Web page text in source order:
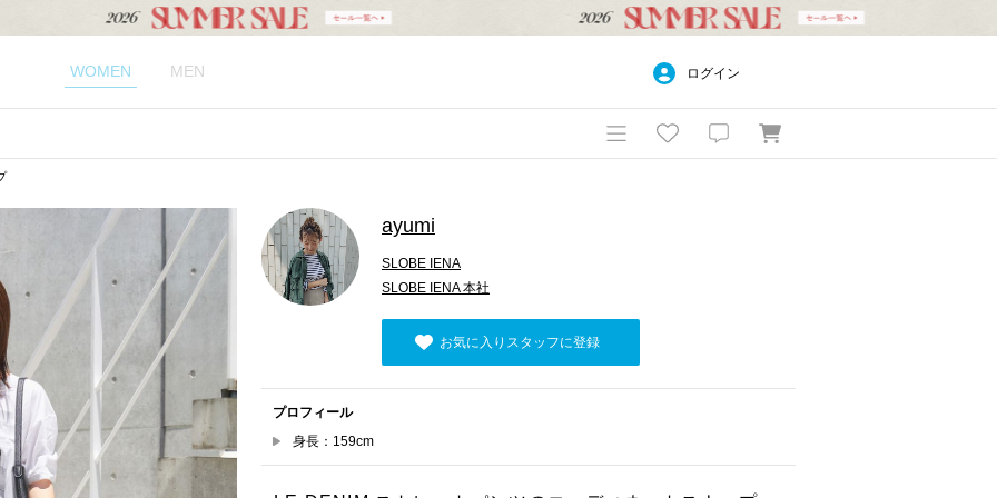
WOMEN MEN ログイン
ayumi
SLOBE IENA
SLOBE IENA 本社
お気に入りスタッフに登録
プロフィール
身長：159cm